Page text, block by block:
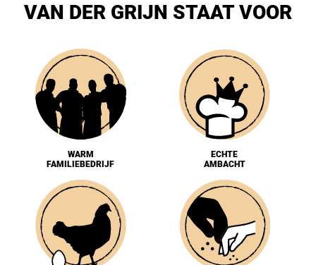
VAN DER GRIJN STAAT VOOR
WARM
FAMILIEBEDRIJF
ECHTE
AMBACHT